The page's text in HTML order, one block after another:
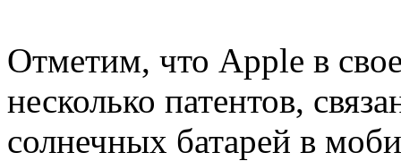
Отметим, что Apple в
несколько патентов,
солнечных батарей в